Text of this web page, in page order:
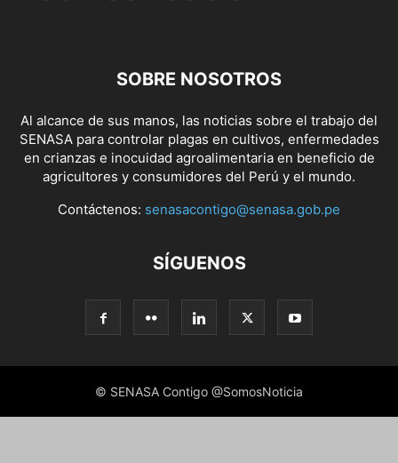
SOBRE NOSOTROS
Al alcance de sus manos, las noticias sobre el trabajo del
SENASA para controlar plagas en cultivos, enfermedades
en crianzas e inocuidad agroalimentaria en beneficio de
agricultores y consumidores del Perú y el mundo.
Contáctenos: senasacontigo@senasa.gob.pe
SÍGUENOS
© SENASA Contigo @SomosNoticia